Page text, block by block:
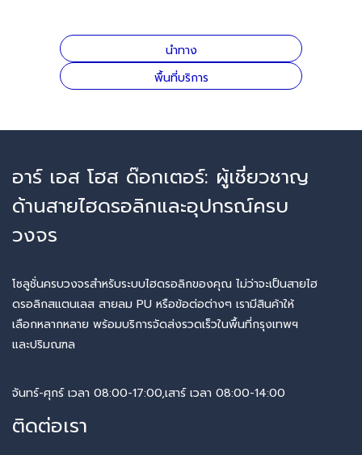
นำทาง
พื้นที่บริการ
อาร์ เอส โฮส ด๊อกเตอร์: ผู้เชี่ยวชาญ
ด้านสายไฮดรอลิกและอุปกรณ์ครบ
วงจร
โซลูชั่นครบวงจรสำหรับระบบไฮดรอลิกของคุณ ไม่ว่าจะเป็นสายไฮ
ดรอลิกสแตนเลส สายลม PU หรือข้อต่อต่างๆ เรามีสินค้าให้
เลือกหลากหลาย พร้อมบริการจัดส่งรวดเร็วในพื้นที่กรุงเทพฯ
และปริมณฑล
จันทร์-ศุกร์ เวลา 08:00-17:00,เสาร์ เวลา 08:00-14:00
ติดต่อเรา